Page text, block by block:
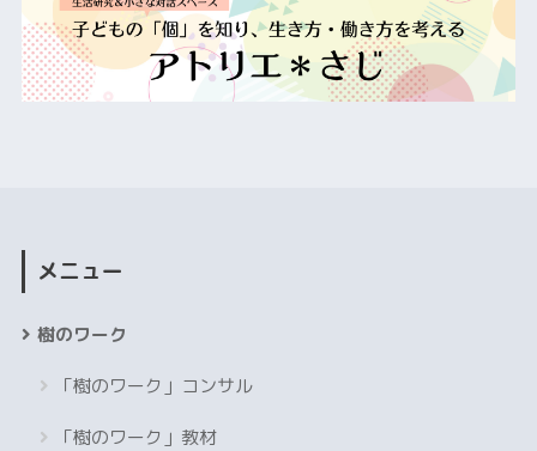
メニュー
樹のワーク
「樹のワーク」コンサル
「樹のワーク」教材